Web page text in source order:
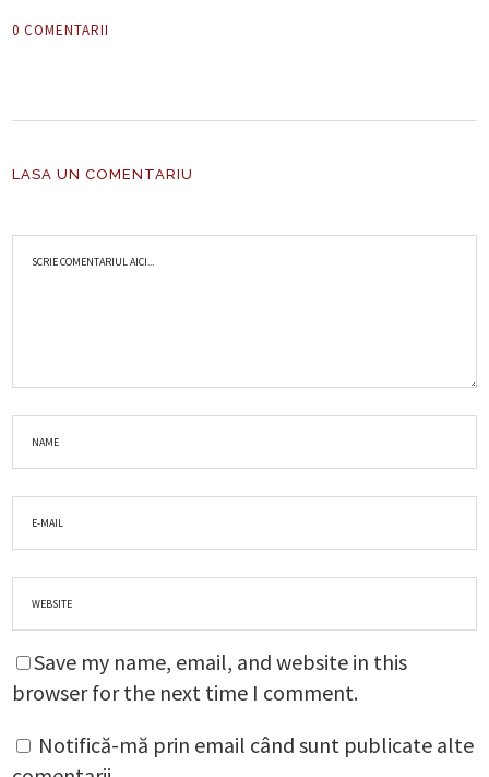
0 COMENTARII
LASA UN COMENTARIU
Save my name, email, and website in this
browser for the next time I comment.
Notifică-mă prin email când sunt publicate alte